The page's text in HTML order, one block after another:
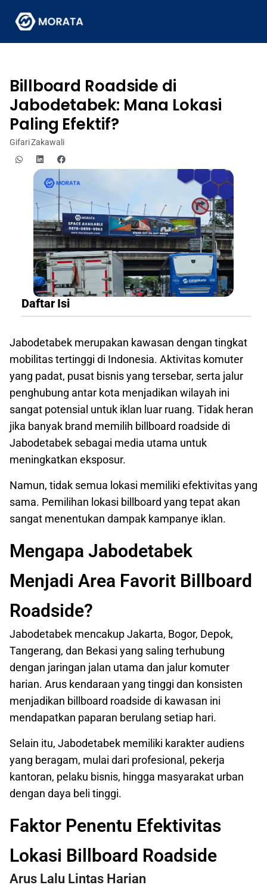
Billboard Roadside di
Jabodetabek: Mana Lokasi
Paling Efektif?
Gifari Zakawali
Daftar Isi
Jabodetabek merupakan kawasan dengan tingkat
mobilitas tertinggi di Indonesia. Aktivitas komuter
yang padat, pusat bisnis yang tersebar, serta jalur
penghubung antar kota menjadikan wilayah ini
sangat potensial untuk iklan luar ruang. Tidak heran
jika banyak brand memilih billboard roadside di
Jabodetabek sebagai media utama untuk
meningkatkan eksposur.
Namun, tidak semua lokasi memiliki efektivitas yang
sama. Pemilihan lokasi billboard yang tepat akan
sangat menentukan dampak kampanye iklan.
Mengapa Jabodetabek
Menjadi Area Favorit Billboard
Roadside?
Jabodetabek mencakup Jakarta, Bogor, Depok,
Tangerang, dan Bekasi yang saling terhubung
dengan jaringan jalan utama dan jalur komuter
harian. Arus kendaraan yang tinggi dan konsisten
menjadikan billboard roadside di kawasan ini
mendapatkan paparan berulang setiap hari.
Selain itu, Jabodetabek memiliki karakter audiens
yang beragam, mulai dari profesional, pekerja
kantoran, pelaku bisnis, hingga masyarakat urban
dengan daya beli tinggi.
Faktor Penentu Efektivitas
Lokasi Billboard Roadside
Arus Lalu Lintas Harian